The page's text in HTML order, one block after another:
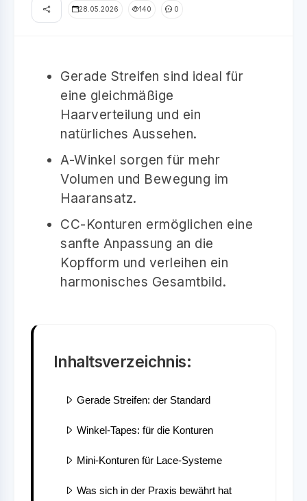
28.05.2026 140 0
Gerade Streifen sind ideal für
eine gleichmäßige
Haarverteilung und ein
natürliches Aussehen.
A-Winkel sorgen für mehr
Volumen und Bewegung im
Haaransatz.
CC-Konturen ermöglichen eine
sanfte Anpassung an die
Kopfform und verleihen ein
harmonisches Gesamtbild.
Inhaltsverzeichnis:
Gerade Streifen: der Standard
Winkel-Tapes: für die Konturen
Mini-Konturen für Lace-Systeme
Was sich in der Praxis bewährt hat